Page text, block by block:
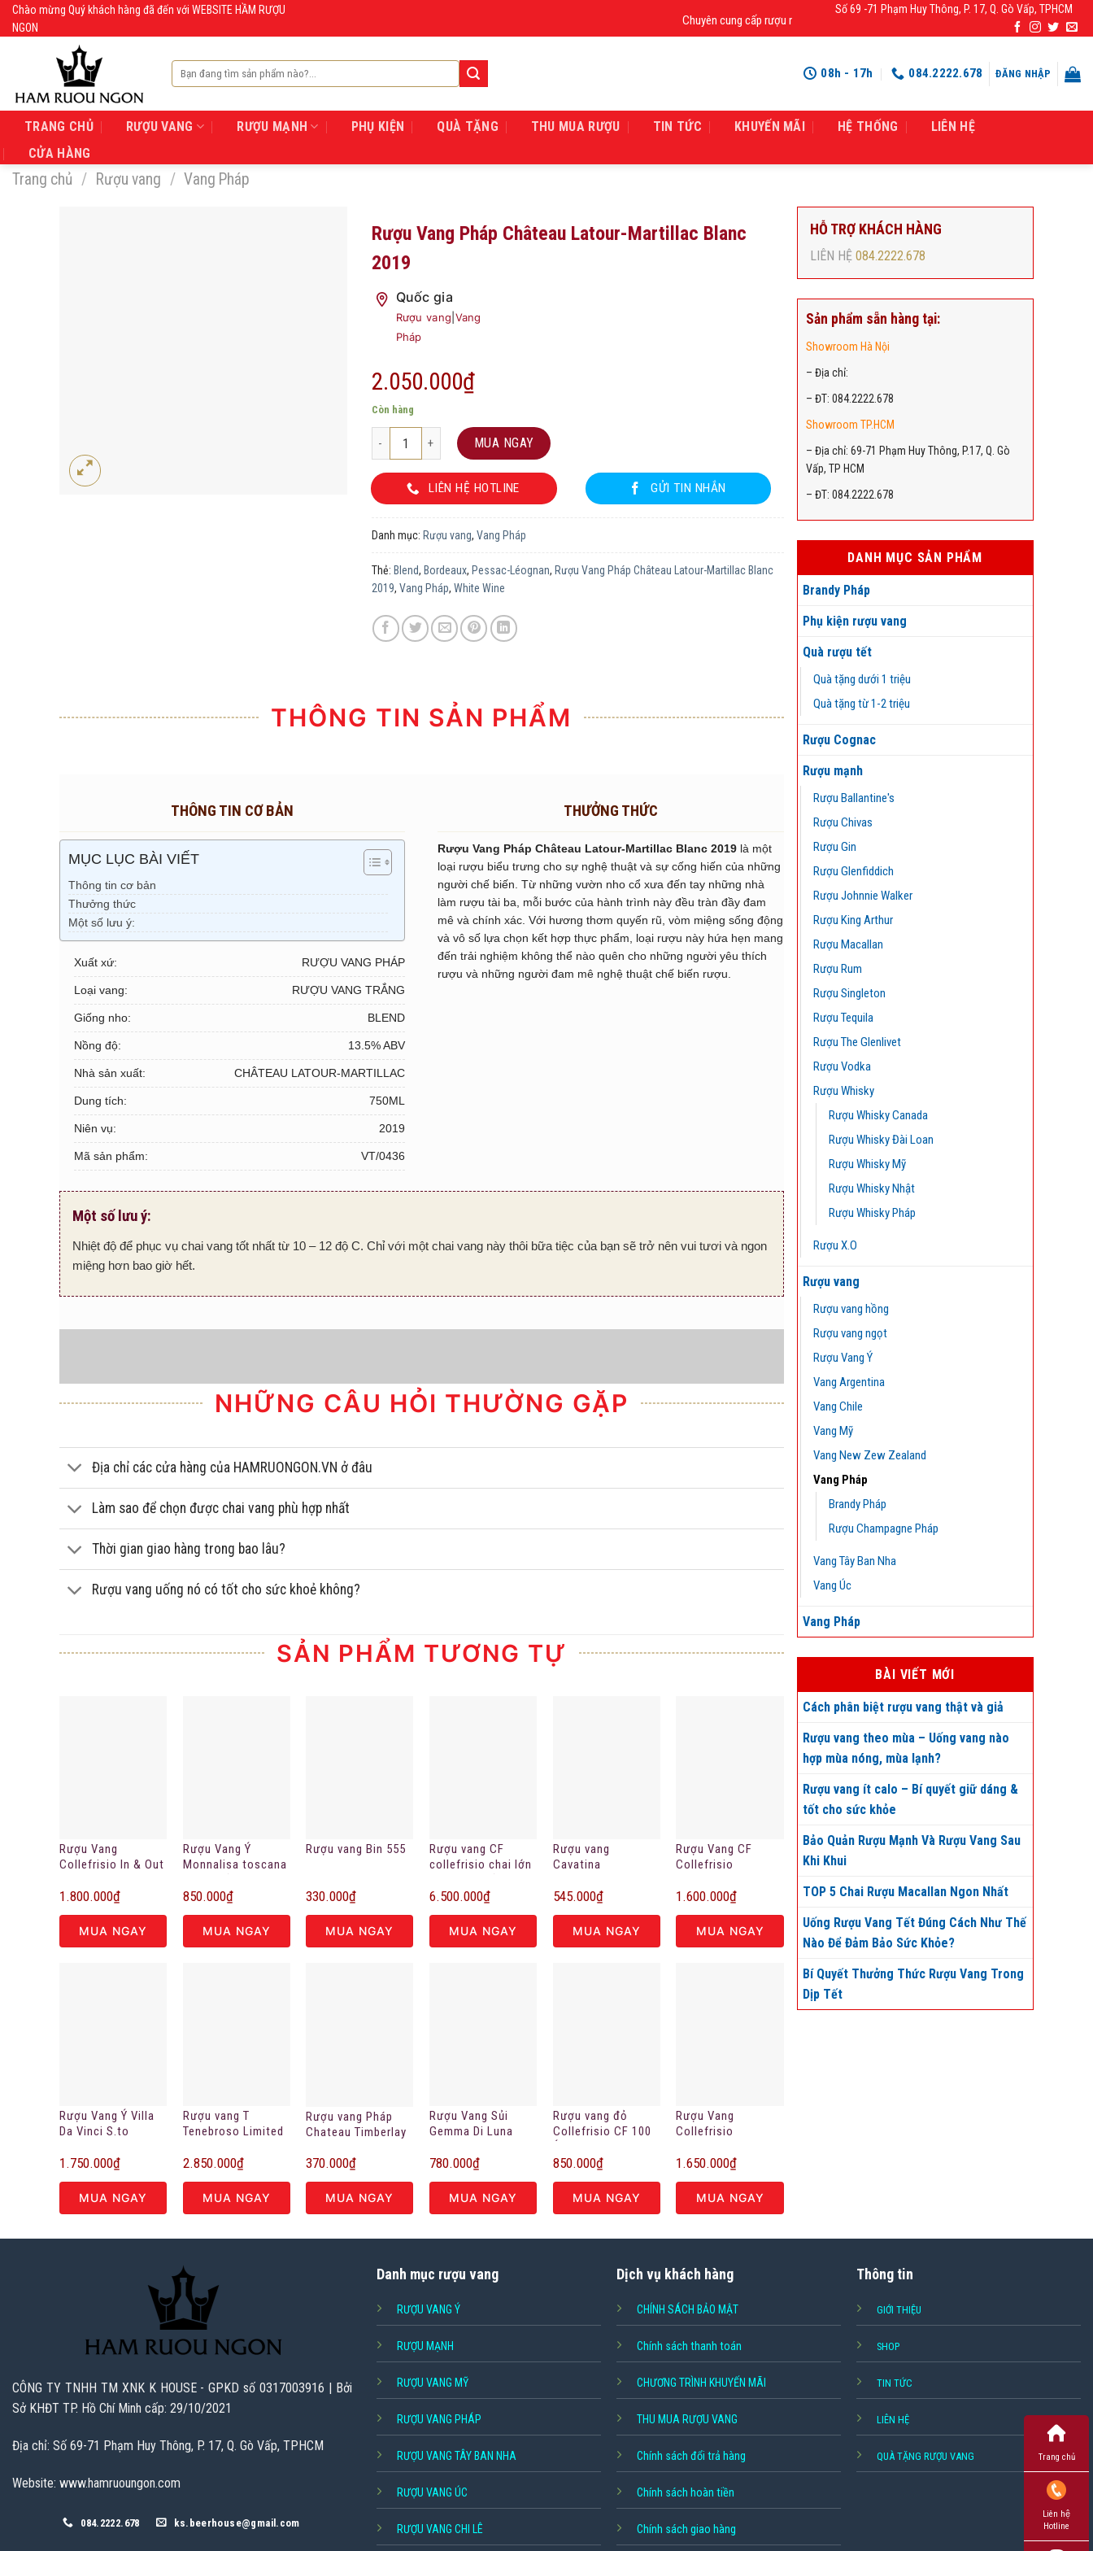
SkipChào mừng Quý khách hàng đã đến với WEBSITE HẦM RƯỢU
NGON
Chuyên cung cấp rượu mạnh chính hãng, rượu vang nhập khẩu cao cấp chính hãng giá rẻ số
Số 69 -71 Phạm Huy Thông, P. 17, Q. Gò Vấp, TPHCM
Tìm
kiếm:
08h - 17h 084.2222.678 ĐĂNG NHẬP
TRANG CHỦ RƯỢU VANG RƯỢU MẠNH PHỤ KIỆN QUÀ TẶNG THU MUA RƯỢU TIN TỨC KHUYẾN MÃI HỆ THỐNG
LIÊN HỆ
CỬA HÀNG
Trang chủ / Rượu vang / Vang Pháp
HỖ TRỢ KHÁCH HÀNG
LIÊN HỆ 084.2222.678
Sản phẩm sẵn hàng tại:
Showroom Hà Nội
– Địa chỉ:
– ĐT: 084.2222.678
Showroom TP.HCM
– Địa chỉ: 69-71 Phạm Huy Thông, P.17, Q. Gò
Vấp, TP HCM
– ĐT: 084.2222.678
DANH MỤC SẢN PHẨM
Brandy Pháp
Phụ kiện rượu vang
Quà rượu tết
Quà tặng dưới 1 triệu
Quà tặng từ 1-2 triệu
Rượu Cognac
Rượu mạnh
Rượu Ballantine's
Rượu Chivas
Rượu Gin
Rượu Glenfiddich
Rượu Johnnie Walker
Rượu King Arthur
Rượu Macallan
Rượu Rum
Rượu Singleton
Rượu Tequila
Rượu The Glenlivet
Rượu Vodka
Rượu Whisky
Rượu Whisky Canada
Rượu Whisky Đài Loan
Rượu Whisky Mỹ
Rượu Whisky Nhật
Rượu Whisky Pháp
Rượu X.O
Rượu vang
Rượu vang hồng
Rượu vang ngọt
Rượu Vang Ý
Vang Argentina
Vang Chile
Vang Mỹ
Vang New Zew Zealand
Vang Pháp
Brandy Pháp
Rượu Champagne Pháp
Vang Tây Ban Nha
Vang Úc
Vang Pháp
BÀI VIẾT MỚI
Cách phân biệt rượu vang thật và giả
Rượu vang theo mùa – Uống vang nào
hợp mùa nóng, mùa lạnh?
Rượu vang ít calo – Bí quyết giữ dáng &
tốt cho sức khỏe
Bảo Quản Rượu Mạnh Và Rượu Vang Sau
Khi Khui
TOP 5 Chai Rượu Macallan Ngon Nhất
Uống Rượu Vang Tết Đúng Cách Như Thế
Nào Để Đảm Bảo Sức Khỏe?
Bí Quyết Thưởng Thức Rượu Vang Trong
Dịp Tết
Rượu Vang Pháp Château Latour-Martillac Blanc
2019
Quốc gia
Rượu vang Vang
Pháp
2.050.000₫
Còn hàng
Rượu Vang Pháp Château Latour-Martillac Blanc 2019 số lượng
MUA NGAY
LIÊN HỆ HOTLINE GỬI TIN NHẮN
Danh mục: Rượu vang, Vang Pháp
Thẻ: Blend, Bordeaux, Pessac-Léognan, Rượu Vang Pháp Château Latour-Martillac Blanc
2019, Vang Pháp, White Wine
THÔNG TIN SẢN PHẨM
THÔNG TIN CƠ BẢN
MỤC LỤC BÀI VIẾT
Thông tin cơ bản
Thưởng thức
Một số lưu ý:
Xuất xứ: RƯỢU VANG PHÁP
Loại vang: RƯỢU VANG TRẮNG
Giống nho: BLEND
Nồng độ: 13.5% ABV
Nhà sản xuất: CHÂTEAU LATOUR-MARTILLAC
Dung tích: 750ML
Niên vụ: 2019
Mã sản phẩm: VT/0436
THƯỞNG THỨC
Rượu Vang Pháp Château Latour-Martillac Blanc 2019 là một
loại rượu biểu trưng cho sự nghệ thuật và sự cống hiến của những
người chế biến. Từ những vườn nho cổ xưa đến tay những nhà
làm rượu tài ba, mỗi bước của hành trình này đều tràn đầy đam
mê và chính xác. Với hương thơm quyến rũ, vòm miệng sống động
và vô số lựa chọn kết hợp thực phẩm, loại rượu này hứa hẹn mang
đến trải nghiệm không thể nào quên cho những người yêu thích
rượu và những người đam mê nghệ thuật chế biến rượu.
Một số lưu ý:
Nhiệt độ để phục vụ chai vang tốt nhất từ 10 – 12 độ C. Chỉ với một chai vang này thôi bữa tiệc của bạn sẽ trở nên vui tươi và ngon
miệng hơn bao giờ hết.
NHỮNG CÂU HỎI THƯỜNG GẶP
Địa chỉ các cửa hàng của HAMRUONGON.VN ở đâu
Làm sao để chọn được chai vang phù hợp nhất
Thời gian giao hàng trong bao lâu?
Rượu vang uống nó có tốt cho sức khoẻ không?
SẢN PHẨM TƯƠNG TỰ
Rượu Vang
Collefrisio In & Out
con cá)
1.800.000₫
MUA NGAY
Rượu Vang Ý
Monnalisa toscana
850.000₫
MUA NGAY
Rượu vang Bin 555
330.000₫
MUA NGAY
Rượu vang CF
collefrisio chai lớn
hạn
6.500.000₫
MUA NGAY
Rượu vang
Cavatina
white 7.5%vol
545.000₫
MUA NGAY
Rượu Vang CF
Collefrisio
hamruoungon.vn
1.600.000₫
MUA NGAY
Rượu Vang Ý Villa
Da Vinci S.to
1.750.000₫
MUA NGAY
Rượu vang T
Tenebroso Limited
2.850.000₫
MUA NGAY
Rượu vang Pháp
Chateau Timberlay
370.000₫
MUA NGAY
Rượu Vang Sủi
Gemma Di Luna
780.000₫
MUA NGAY
Rượu vang đỏ
Collefrisio CF 100
850.000₫
MUA NGAY
Rượu Vang
Collefrisio
1.650.000₫
MUA NGAY
CÔNG TY TNHH TM XNK K HOUSE - GPKD số 0317003916 | Bởi
Sở KHĐT TP. Hồ Chí Minh cấp: 29/10/2021
Địa chỉ: Số 69-71 Phạm Huy Thông, P. 17, Q. Gò Vấp, TPHCM
Website: www.hamruoungon.com
084.2222.678 ks.beerhouse@gmail.com
Danh mục rượu vang
RƯỢU VANG Ý
RƯỢU MẠNH
RƯỢU VANG MỸ
RƯỢU VANG PHÁP
RƯỢU VANG TÂY BAN NHA
RƯỢU VANG ÚC
RƯỢU VANG CHI LÊ
Dịch vụ khách hàng
CHÍNH SÁCH BẢO MẬT
Chính sách thanh toán
CHƯƠNG TRÌNH KHUYẾN MÃI
THU MUA RƯỢU VANG
Chính sách đổi trả hàng
Chính sách hoàn tiền
Chính sách giao hàng
Thông tin
GIỚI THIỆU
SHOP
TIN TỨC
LIÊN HỆ
QUÀ TẶNG RƯỢU VANG Trang chủ
Liên hệ
Hotline